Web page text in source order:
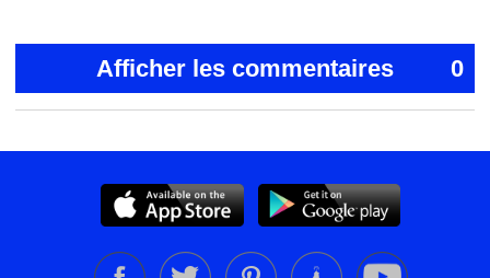
Afficher les commentaires 0